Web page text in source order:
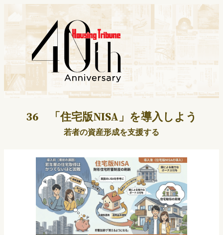
容
キ
ッ
プ
36 「住宅版NISA」を導入しよう
若者の資産形成を支援する